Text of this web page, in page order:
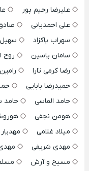
علیرضا رحیم پور
علی احمدیانی
سهراب پاکزاد
سهیل
سامان یاسین
روح
رضا کرمی تارا
حمیدرضا بابایی
حامد الماسی
حامد
هومن نجفی
میلاد غلامی
مهدیار
مهدی شریفی
مسیح و آرش